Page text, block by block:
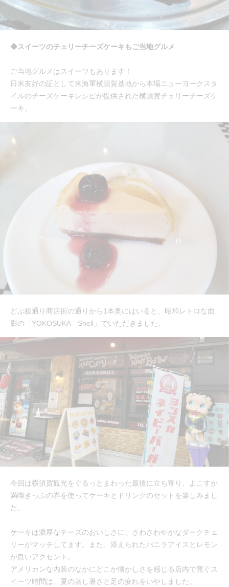
◆スイーツのチェリーチーズケーキもご当地グルメ
ご当地グルメはスイーツもあります！
日米友好の証として米海軍横須賀基地から本場ニューヨークスタ
イルのチーズケーキレシピが提供された横須賀チェリーチーズケ
ーキ。
どぶ板通り商店街の通りから1本奥にはいると、昭和レトロな面
影の「YOKOSUKA Shell」でいただきました。
今回は横須賀観光をぐるっとまわった最後に立ち寄り、よこすか
満喫きっぷの券を使ってケーキとドリンクのセットを楽しみまし
た。
ケーキは濃厚なチーズのおいしさに、さわさわやかなダークチェ
リーがマッチしてます。また、添えられたバニラアイスとレモン
が良いアクセント。
アメリカンな内装のなかにどこか懐かしさを感じる店内で寛ぐス
イーツ時間は、夏の蒸し暑さと足の疲れをいやしました。